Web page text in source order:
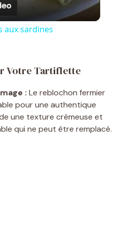
i
e
o
aux sardines
Votre Tartiflette
: Le reblochon fermier
pour une authentique
une texture crémeuse et
qui ne peut être remplacé.